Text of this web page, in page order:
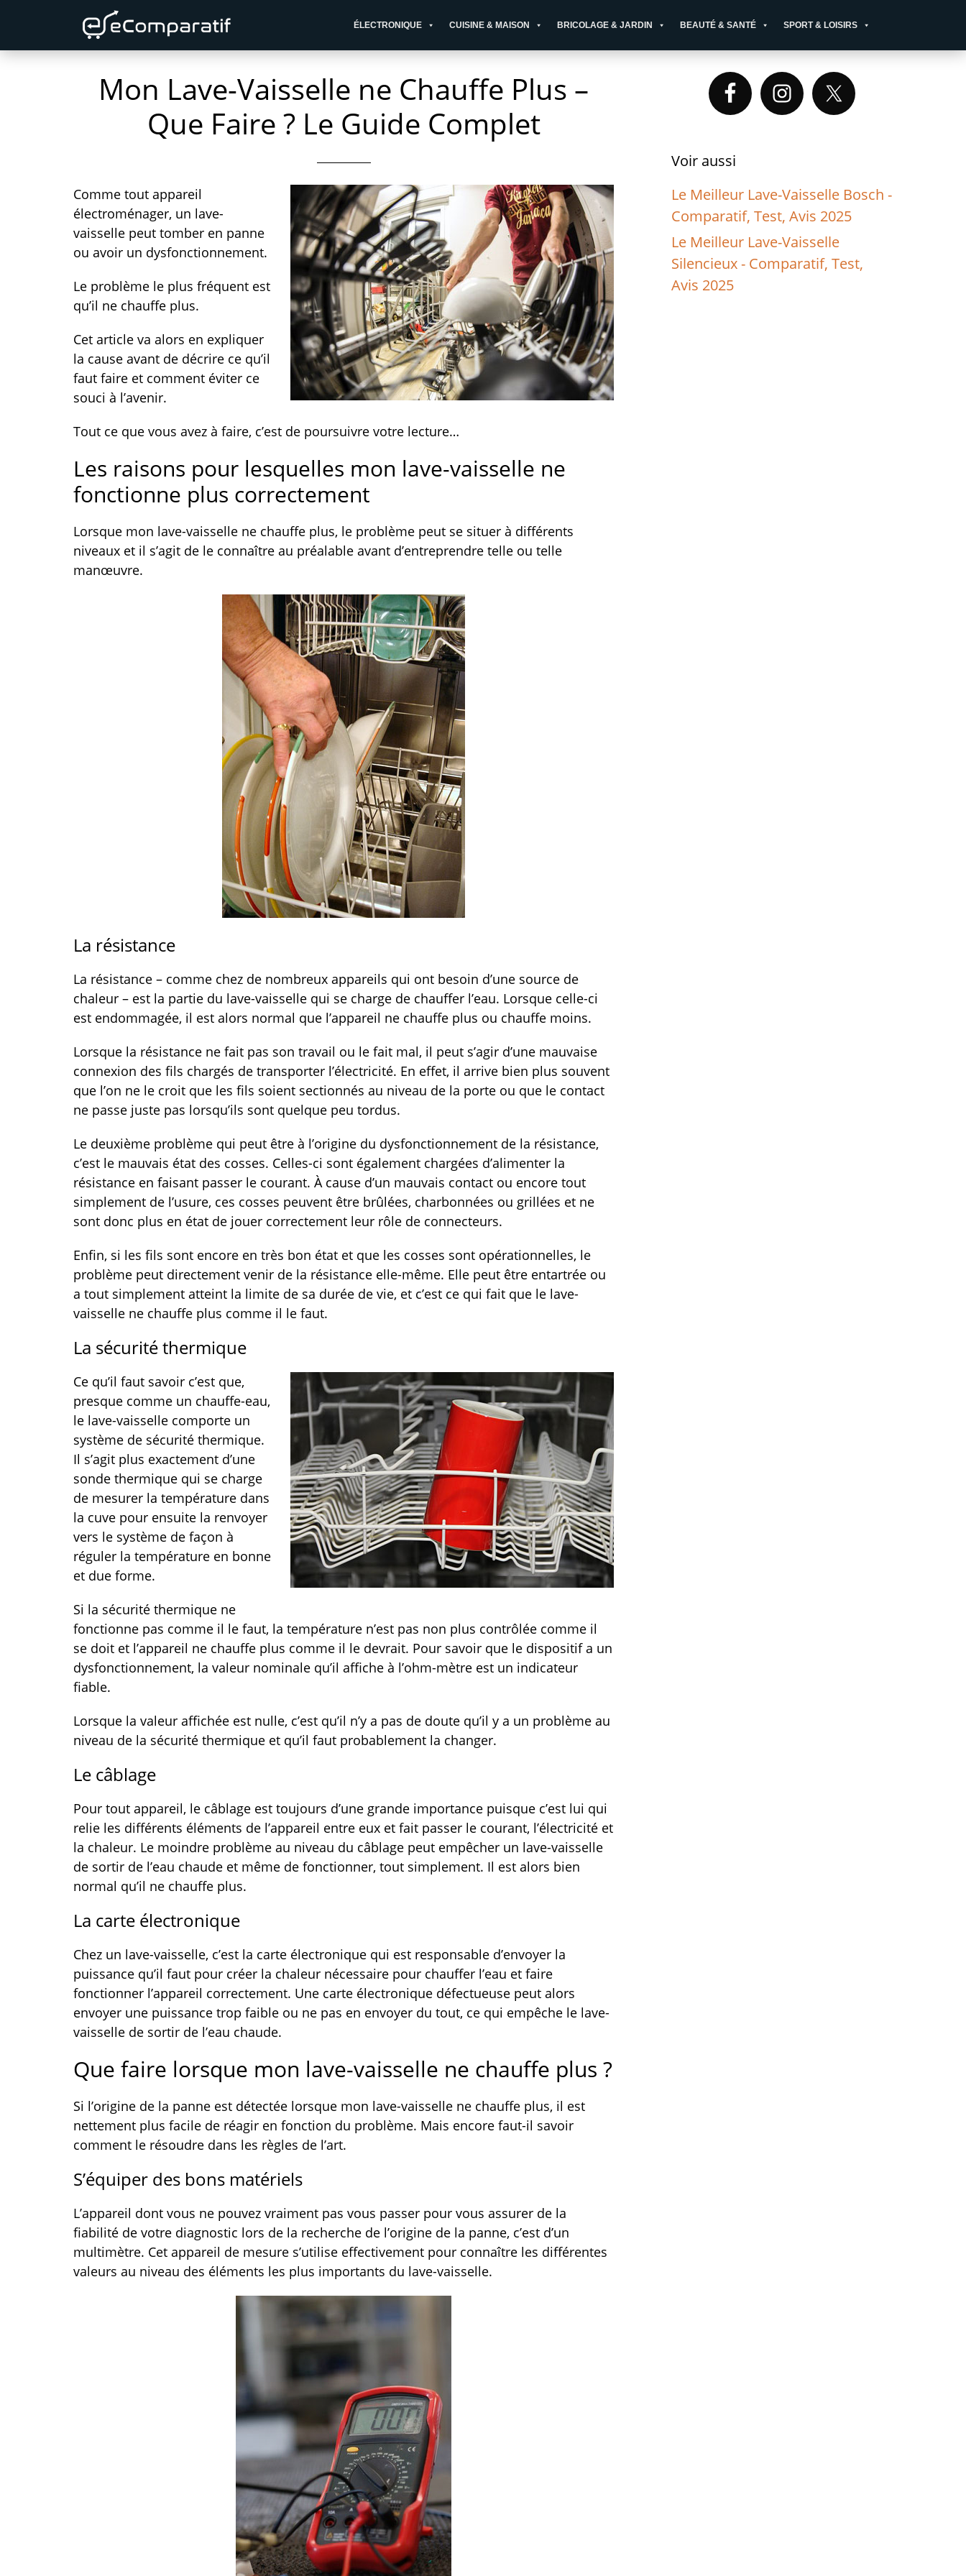
primary
content
primary
ÉLECTRONIQUE CUISINE & MAISON BRICOLAGE & JARDIN BEAUTÉ & SANTÉ SPORT & LOISIRS
Mon Lave-Vaisselle ne Chauffe Plus –
Que Faire ? Le Guide Complet
Comme tout appareil
électroménager, un lave-
vaisselle peut tomber en panne
ou avoir un dysfonctionnement.
Le problème le plus fréquent est
qu’il ne chauffe plus.
Cet article va alors en expliquer
la cause avant de décrire ce qu’il
faut faire et comment éviter ce
souci à l’avenir.
Tout ce que vous avez à faire, c’est de poursuivre votre lecture…
Les raisons pour lesquelles mon lave-vaisselle ne
fonctionne plus correctement
Lorsque mon lave-vaisselle ne chauffe plus, le problème peut se situer à différents
niveaux et il s’agit de le connaître au préalable avant d’entreprendre telle ou telle
manœuvre.
La résistance
La résistance – comme chez de nombreux appareils qui ont besoin d’une source de
chaleur – est la partie du lave-vaisselle qui se charge de chauffer l’eau. Lorsque celle-ci
est endommagée, il est alors normal que l’appareil ne chauffe plus ou chauffe moins.
Lorsque la résistance ne fait pas son travail ou le fait mal, il peut s’agir d’une mauvaise
connexion des fils chargés de transporter l’électricité. En effet, il arrive bien plus souvent
que l’on ne le croit que les fils soient sectionnés au niveau de la porte ou que le contact
ne passe juste pas lorsqu’ils sont quelque peu tordus.
Le deuxième problème qui peut être à l’origine du dysfonctionnement de la résistance,
c’est le mauvais état des cosses. Celles-ci sont également chargées d’alimenter la
résistance en faisant passer le courant. À cause d’un mauvais contact ou encore tout
simplement de l’usure, ces cosses peuvent être brûlées, charbonnées ou grillées et ne
sont donc plus en état de jouer correctement leur rôle de connecteurs.
Enfin, si les fils sont encore en très bon état et que les cosses sont opérationnelles, le
problème peut directement venir de la résistance elle-même. Elle peut être entartrée ou
a tout simplement atteint la limite de sa durée de vie, et c’est ce qui fait que le lave-
vaisselle ne chauffe plus comme il le faut.
La sécurité thermique
Ce qu’il faut savoir c’est que,
presque comme un chauffe-eau,
le lave-vaisselle comporte un
système de sécurité thermique.
Il s’agit plus exactement d’une
sonde thermique qui se charge
de mesurer la température dans
la cuve pour ensuite la renvoyer
vers le système de façon à
réguler la température en bonne
et due forme.
Si la sécurité thermique ne
fonctionne pas comme il le faut, la température n’est pas non plus contrôlée comme il
se doit et l’appareil ne chauffe plus comme il le devrait. Pour savoir que le dispositif a un
dysfonctionnement, la valeur nominale qu’il affiche à l’ohm-mètre est un indicateur
fiable.
Lorsque la valeur affichée est nulle, c’est qu’il n’y a pas de doute qu’il y a un problème au
niveau de la sécurité thermique et qu’il faut probablement la changer.
Le câblage
Pour tout appareil, le câblage est toujours d’une grande importance puisque c’est lui qui
relie les différents éléments de l’appareil entre eux et fait passer le courant, l’électricité et
la chaleur. Le moindre problème au niveau du câblage peut empêcher un lave-vaisselle
de sortir de l’eau chaude et même de fonctionner, tout simplement. Il est alors bien
normal qu’il ne chauffe plus.
La carte électronique
Chez un lave-vaisselle, c’est la carte électronique qui est responsable d’envoyer la
puissance qu’il faut pour créer la chaleur nécessaire pour chauffer l’eau et faire
fonctionner l’appareil correctement. Une carte électronique défectueuse peut alors
envoyer une puissance trop faible ou ne pas en envoyer du tout, ce qui empêche le lave-
vaisselle de sortir de l’eau chaude.
Que faire lorsque mon lave-vaisselle ne chauffe plus ?
Si l’origine de la panne est détectée lorsque mon lave-vaisselle ne chauffe plus, il est
nettement plus facile de réagir en fonction du problème. Mais encore faut-il savoir
comment le résoudre dans les règles de l’art.
S’équiper des bons matériels
L’appareil dont vous ne pouvez vraiment pas vous passer pour vous assurer de la
fiabilité de votre diagnostic lors de la recherche de l’origine de la panne, c’est d’un
multimètre. Cet appareil de mesure s’utilise effectivement pour connaître les différentes
valeurs au niveau des éléments les plus importants du lave-vaisselle.
Primary
Sidebar
Voir aussi
Le Meilleur Lave-Vaisselle Bosch -
Comparatif, Test, Avis 2025
Le Meilleur Lave-Vaisselle
Silencieux - Comparatif, Test,
Avis 2025